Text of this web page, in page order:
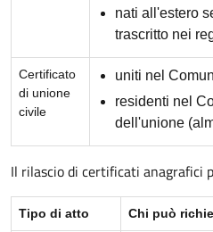
nati all'estero
trascritto nei
Certificato
di unione
civile
uniti nel
residenti nel
dell'unione
Il rilascio di certificati anagrafici
Tipo di atto Chi può